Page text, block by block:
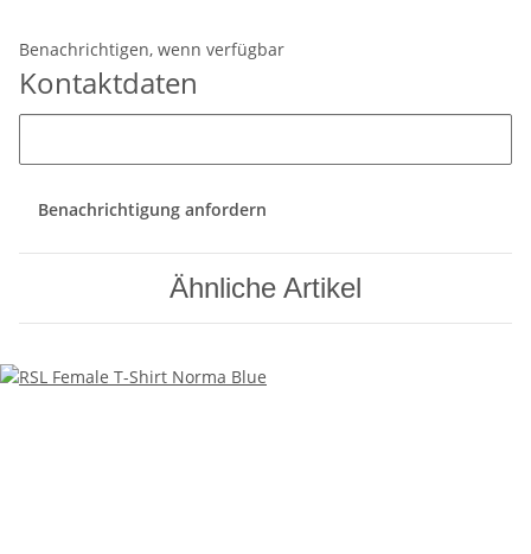
Benachrichtigen, wenn verfügbar
Kontaktdaten
Benachrichtigung anfordern
Ähnliche Artikel